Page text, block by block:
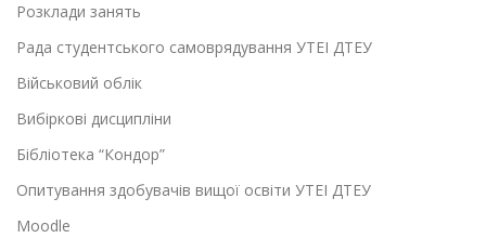
Розклади занять
Рада студентського самоврядування УТЕІ ДТЕУ
Військовий облік
Вибіркові дисципліни
Бібліотека “Кондор”
Опитування здобувачів вищої освіти УТЕІ ДТЕУ
Moodle